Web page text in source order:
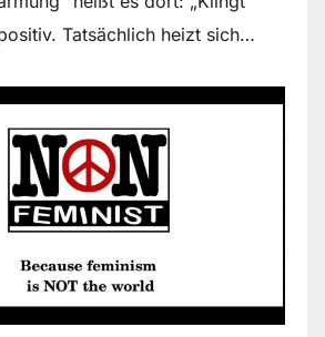
Tatsächlich heizt sich…